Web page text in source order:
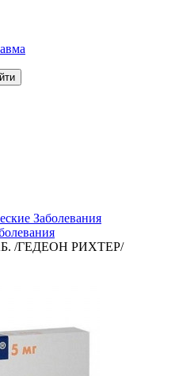
Заболевания
/ГЕДЕОН РИХТЕР/